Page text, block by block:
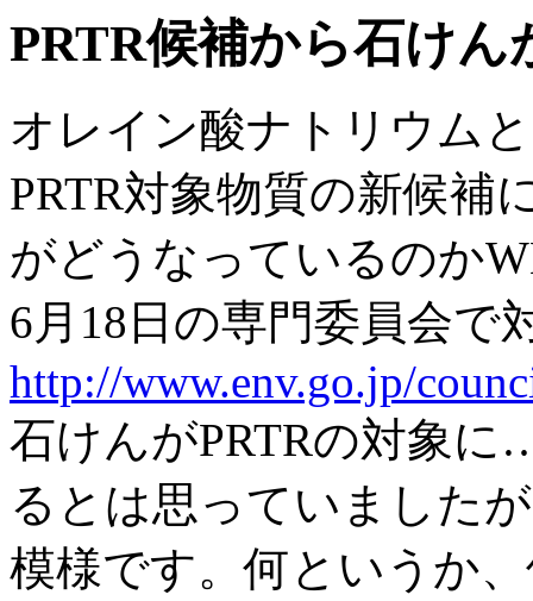
PRTR候補から石けん
オレイン酸ナトリウム
PRTR対象物質の新候補
がどうなっているのか
6月18日の専門委員会で
http://www.env.go.jp/
石けんがPRTRの対象
るとは思っていました
模様です。何というか